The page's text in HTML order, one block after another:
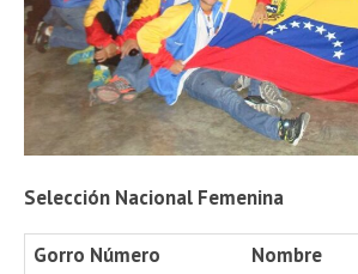
Selección Nacional Femenina
Gorro Número
Nombre